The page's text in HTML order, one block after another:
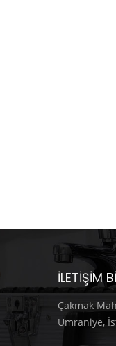
İLETIŞIM
Çakmak
Ümraniye,